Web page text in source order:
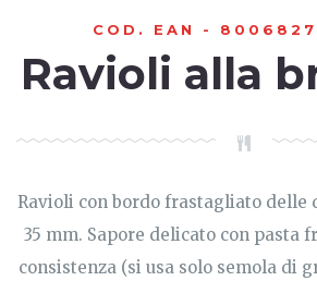
COD. EAN -
Ravioli alla
Ravioli con bordo frastagliato delle
35 mm. Sapore delicato con pasta
consistenza (si usa solo semola di